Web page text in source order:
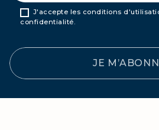
J'accepte les conditions
confidentialité.
JE